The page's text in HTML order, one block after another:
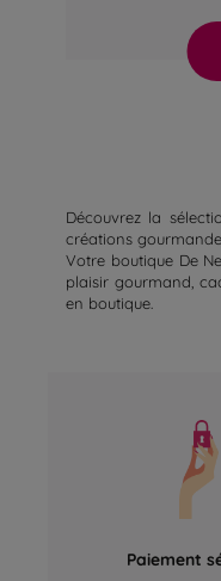
Découvrez la
créations
Votre boutique De
plaisir gourmand,
en boutique.
Paiement